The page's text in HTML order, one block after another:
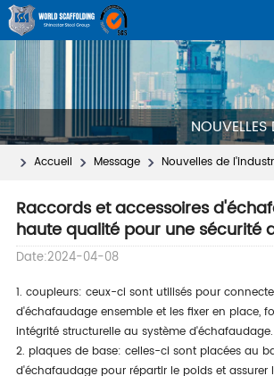
NOUVELLES
Accueil Message Nouvelles de
Raccords et accessoires
haute qualité pour une sécurité
Date:2024-04-08
1. coupleurs: ceux-ci sont utilisés pour connecter les tubes
d'échafaudage ensemble et les fixer en place,
intégrité structurelle au système d'échafaudage.
2. plaques de base: celles-ci sont placées au bas des normes
d'échafaudage pour répartir le poids et assurer